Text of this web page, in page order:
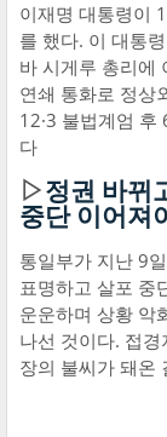
이재명 대통령이
를 했다. 이 대통
바 시게루 총리에
연쇄 통화로 정상
12·3 불법계엄 후
다
▷정권 바뀌
중단 이어져
통일부가 지난 9
표명하고 살포 중
운운하며 상황 악
나선 것이다. 접
장의 불씨가 돼온